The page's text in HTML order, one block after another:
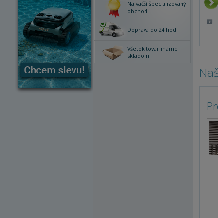
Najväčší špecializovaný
obchod
Doprava do 24 hod.
Všetok tovar máme
skladom